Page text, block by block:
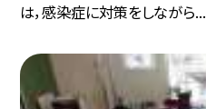
は，感染症に対策をしながら...